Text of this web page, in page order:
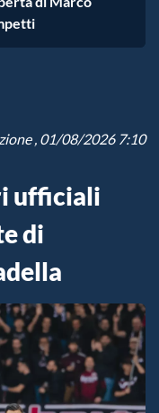
, 01/08/2026 7:10
ufficiali
di